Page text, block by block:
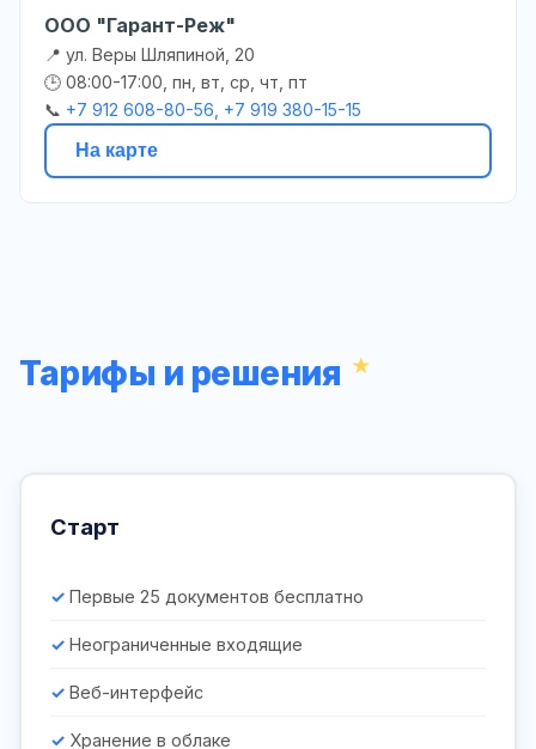
ООО "Гарант-Реж"
📍 ул. Веры Шляпиной, 20
🕒 08:00-17:00, пн, вт, ср, чт, пт
📞 +7 912 608-80-56, +7 919 380-15-15
На карте
Тарифы и решения
Старт
Первые 25 документов бесплатно
Неограниченные входящие
Веб-интерфейс
Хранение в облаке